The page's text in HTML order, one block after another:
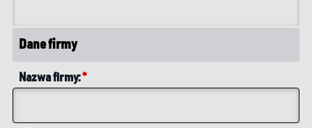
Dane firmy
Nazwa firmy:*